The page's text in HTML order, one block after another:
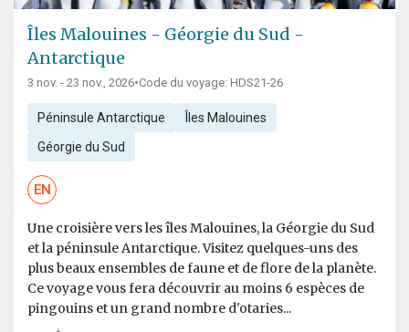
Îles Malouines - Géorgie du Sud -
Antarctique
3 nov. - 23 nov., 2026•Code du voyage: HDS21-26
Péninsule Antarctique Îles Malouines
Géorgie du Sud
EN
Une croisière vers les îles Malouines, la Géorgie du Sud
et la péninsule Antarctique. Visitez quelques-uns des
plus beaux ensembles de faune et de flore de la planète.
Ce voyage vous fera découvrir au moins 6 espèces de
pingouins et un grand nombre d'otaries...